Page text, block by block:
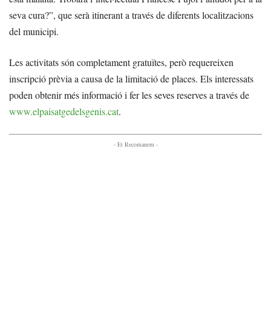
seva cura?”, que serà itinerant a través de diferents localitzacions
del municipi.
Les activitats són completament gratuïtes, però requereixen
inscripció prèvia a causa de la limitació de places. Els interessats
poden obtenir més informació i fer les seves reserves a través de
www.elpaisatgedelsgenis.cat.
- Et Recomanem -